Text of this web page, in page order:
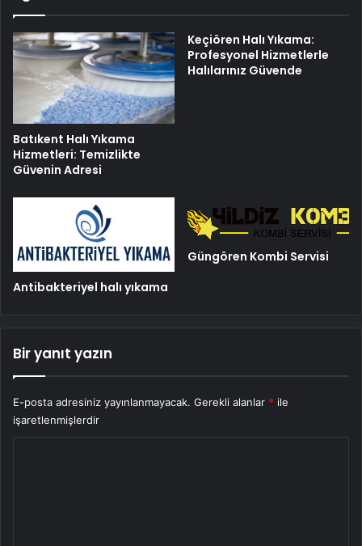
Batıkent Halı Yıkama
Hizmetleri: Temizlikte
Güvenin Adresi
Keçiören Halı Yıkama:
Profesyonel Hizmetlerle
Halılarınız Güvende
Antibakteriyel halı yıkama
Güngören Kombi Servisi
Bir yanıt yazın
E-posta adresiniz yayınlanmayacak. Gerekli alanlar * ile
işaretlenmişlerdir